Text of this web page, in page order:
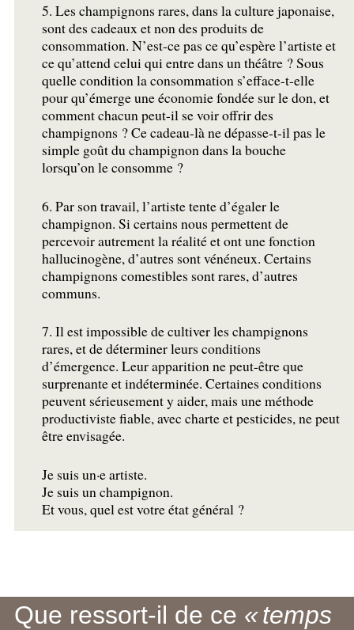
5. Les champignons rares, dans la culture japonaise,
sont des cadeaux et non des produits de
consommation. N’est-ce pas ce qu’espère l’artiste et
ce qu’attend celui qui entre dans un théâtre ? Sous
quelle condition la consommation s’efface-t-elle
pour qu’émerge une économie fondée sur le don, et
comment chacun peut-il se voir offrir des
champignons ? Ce cadeau-là ne dépasse-t-il pas le
simple goût du champignon dans la bouche
lorsqu’on le consomme ?
6. Par son travail, l’artiste tente d’égaler le
champignon. Si certains nous permettent de
percevoir autrement la réalité et ont une fonction
hallucinogène, d’autres sont vénéneux. Certains
champignons comestibles sont rares, d’autres
communs.
7. Il est impossible de cultiver les champignons
rares, et de déterminer leurs conditions
d’émergence. Leur apparition ne peut-être que
surprenante et indéterminée. Certaines conditions
peuvent sérieusement y aider, mais une méthode
productiviste fiable, avec charte et pesticides, ne peut
être envisagée.
Je suis un·e artiste.
Je suis un champignon.
Et vous, quel est votre état général ?
Que ressort-il de ce «temps